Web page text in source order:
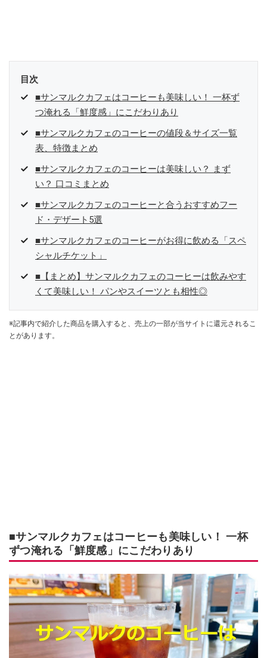
目次
■サンマルクカフェはコーヒーも美味しい！ 一杯ず
つ淹れる「鮮度感」にこだわりあり
■サンマルクカフェのコーヒーの値段＆サイズ一覧
表、特徴まとめ
■サンマルクカフェのコーヒーは美味しい？ まず
い？ 口コミまとめ
■サンマルクカフェのコーヒーと合うおすすめフー
ド・デザート5選
■サンマルクカフェのコーヒーがお得に飲める「スペ
シャルチケット」
■【まとめ】サンマルクカフェのコーヒーは飲みやす
くて美味しい！ パンやスイーツとも相性◎
※記事内で紹介した商品を購入すると、売上の一部が当サイトに還元されるこ
とがあります。
■サンマルクカフェはコーヒーも美味しい！ 一杯
ずつ淹れる「鮮度感」にこだわりあり